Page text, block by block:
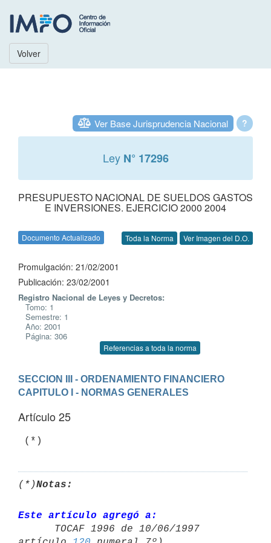
Volver
?
Ver Base Jurisprudencia Nacional
Ley N° 17296
PRESUPUESTO NACIONAL DE SUELDOS GASTOS
E INVERSIONES. EJERCICIO 2000 2004
Documento Actualizado Toda la Norma Ver Imagen del D.O.
Promulgación: 21/02/2001
Publicación: 23/02/2001
Registro Nacional de Leyes y Decretos:
Tomo: 1
Semestre: 1
Año: 2001
Página: 306
Referencias a toda la norma
SECCION III - ORDENAMIENTO FINANCIERO
CAPITULO I - NORMAS GENERALES
Artículo 25
(*)Notas:
Este artículo agregó a: